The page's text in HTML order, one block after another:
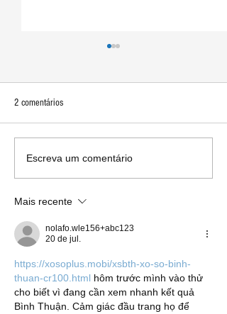
Apple divulga resultados recordes
para o 2º trimestre de 2026: lucro
US$ 111,2 bilhões
2 comentários
Escreva um comentário
Mais recente
nolafo.wle156+abc123
20 de jul.
https://xosoplus.mobi/xsbth-xo-so-binh-
thuan-cr100.html hôm trước mình vào thử
cho biết vì đang cần xem nhanh kết quả
Bình Thuận. Cảm giác đầu trang họ để